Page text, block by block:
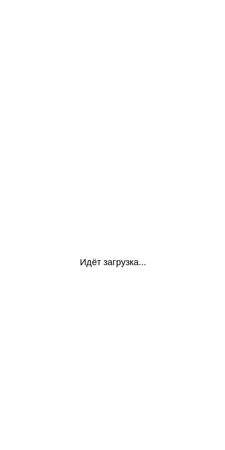
Идёт загрузка...